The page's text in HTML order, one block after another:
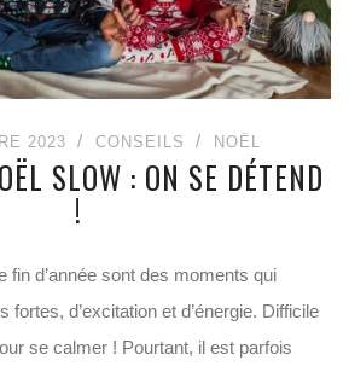
2023 CONSEILS NOËL
SLOW : ON SE DÉTEND
!
fin d’année sont des moments qui
fortes, d’excitation et d’énergie. Difficile
se calmer ! Pourtant, il est parfois